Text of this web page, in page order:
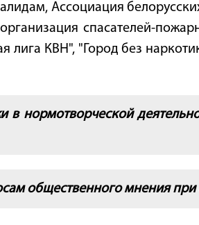
Ассоциация белорусских
спасателей-
КВН", "Город без
нормотворческой
общественного мнения при